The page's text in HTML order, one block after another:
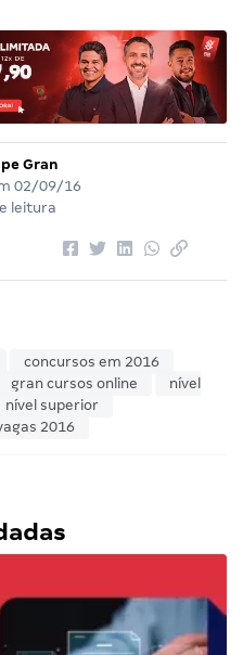
Gran
02/09/16
leitura
concursos em 2016
gran cursos online
nível
nível superior
2016